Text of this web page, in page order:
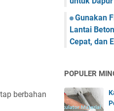
berbahan
Gunakan
Lantai
Cepat, dan
POPULER